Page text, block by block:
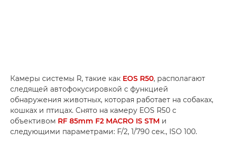
Камеры системы R, такие как EOS R50, располагают
следящей автофокусировкой с функцией
обнаружения животных, которая работает на собаках,
кошках и птицах. Снято на камеру EOS R50 с
объективом RF 85mm F2 MACRO IS STM и
следующими параметрами: F/2, 1/790 сек., ISO 100.